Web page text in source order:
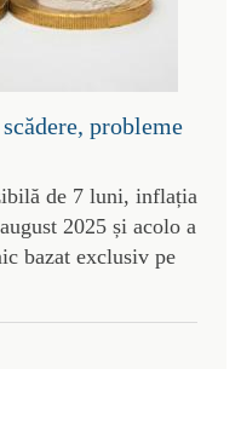
probleme
de 7 luni, inflația
2025 și acolo a
bazat exclusiv pe